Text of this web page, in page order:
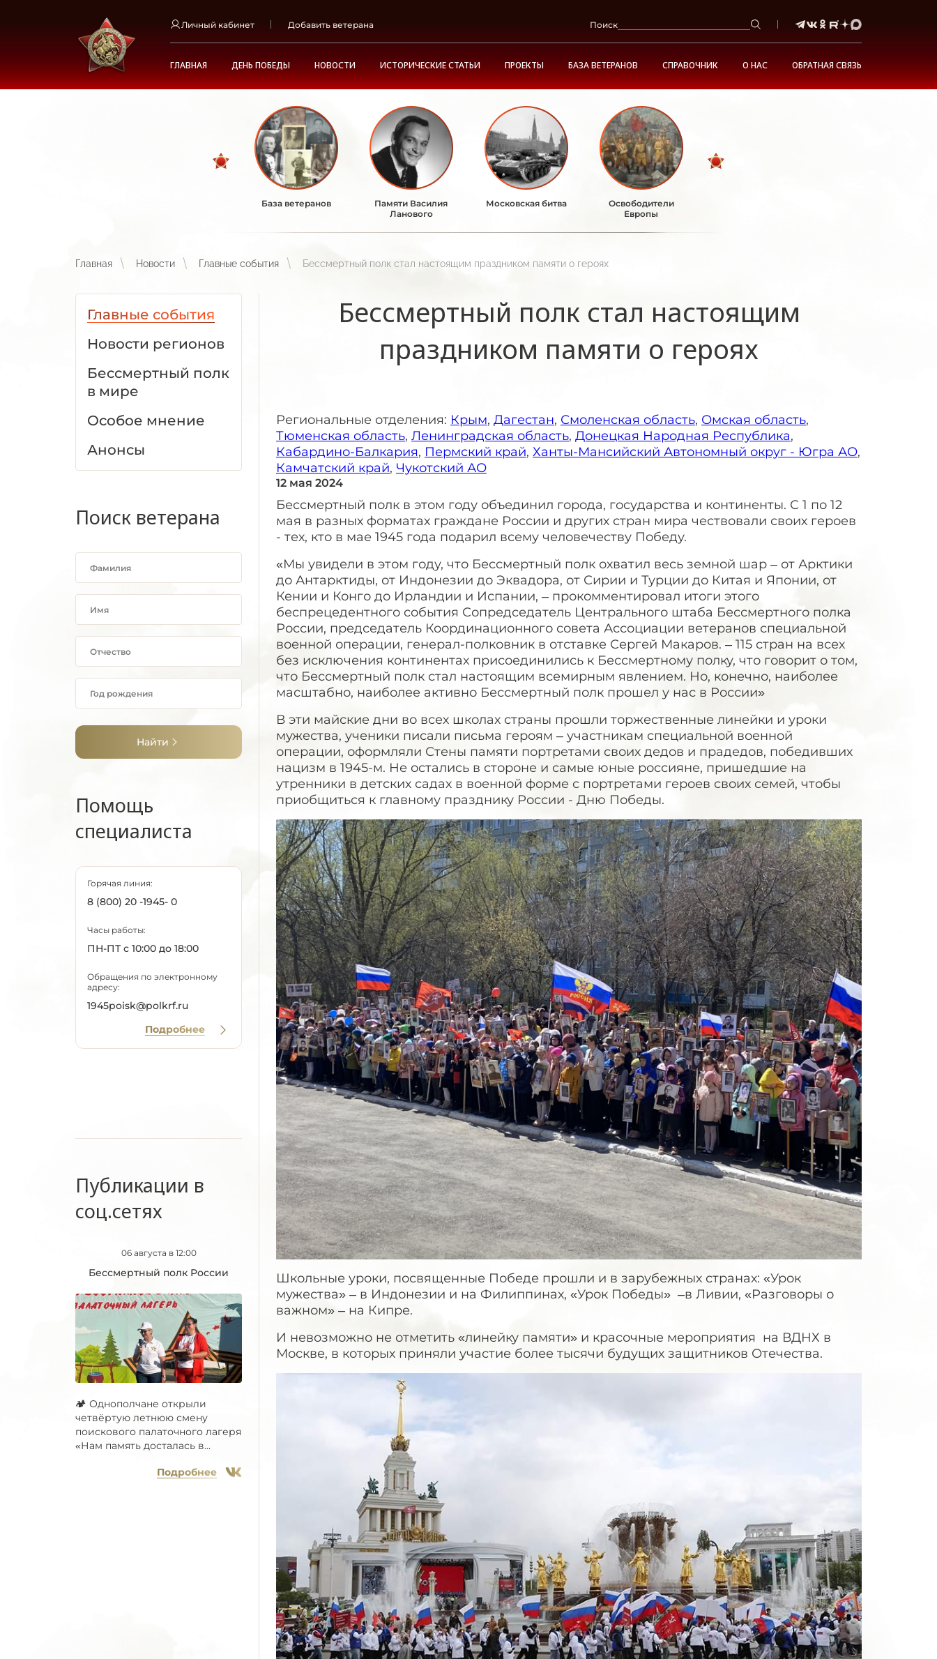
Личный кабинет Добавить ветерана Поиск
ГЛАВНАЯ ДЕНЬ ПОБЕДЫ НОВОСТИ ИСТОРИЧЕСКИЕ СТАТЬИ ПРОЕКТЫ БАЗА ВЕТЕРАНОВ СПРАВОЧНИК О НАС ОБРАТНАЯ СВЯЗЬ
База ветеранов
Памяти Василия
Ланового
Московская битва
Освободители
Европы
Главная Новости Главные события Бессмертный полк стал настоящим праздником памяти о героях
Главные события
Новости регионов
Бессмертный полк
в мире
Особое мнение
Анонсы
Поиск ветерана
Найти
Помощь
специалиста
Горячая линия:
8 (800) 20 -1945- 0
Часы работы:
ПН-ПТ с 10:00 до 18:00
Обращения по электронному
адресу:
1945poisk@polkrf.ru
Подробнее
Публикации в
соц.сетях
06 августа в 12:00
Бессмертный полк России
🏕 Однополчане открыли
четвёртую летнюю смену
поискового палаточного лагеря
«Нам память досталась в...
Подробнее
Бессмертный полк стал настоящим
праздником памяти о героях
Региональные отделения: Крым, Дагестан, Смоленская область, Омская область,
Тюменская область, Ленинградская область, Донецкая Народная Республика,
Кабардино-Балкария, Пермский край, Ханты-Мансийский Автономный округ - Югра АО,
Камчатский край, Чукотский АО
12 мая 2024
Бессмертный полк в этом году объединил города, государства и континенты. С 1 по 12
мая в разных форматах граждане России и других стран мира чествовали своих героев
- тех, кто в мае 1945 года подарил всему человечеству Победу.
«Мы увидели в этом году, что Бессмертный полк охватил весь земной шар – от Арктики
до Антарктиды, от Индонезии до Эквадора, от Сирии и Турции до Китая и Японии, от
Кении и Конго до Ирландии и Испании, – прокомментировал итоги этого
беспрецедентного события Сопредседатель Центрального штаба Бессмертного полка
России, председатель Координационного совета Ассоциации ветеранов специальной
военной операции, генерал-полковник в отставке Сергей Макаров. – 115 стран на всех
без исключения континентах присоединились к Бессмертному полку, что говорит о том,
что Бессмертный полк стал настоящим всемирным явлением. Но, конечно, наиболее
масштабно, наиболее активно Бессмертный полк прошел у нас в России»
В эти майские дни во всех школах страны прошли торжественные линейки и уроки
мужества, ученики писали письма героям – участникам специальной военной
операции, оформляли Стены памяти портретами своих дедов и прадедов, победивших
нацизм в 1945-м. Не остались в стороне и самые юные россияне, пришедшие на
утренники в детских садах в военной форме с портретами героев своих семей, чтобы
приобщиться к главному празднику России - Дню Победы.
Школьные уроки, посвященные Победе прошли и в зарубежных странах: «Урок
мужества» – в Индонезии и на Филиппинах, «Урок Победы» –в Ливии, «Разговоры о
важном» – на Кипре.
И невозможно не отметить «линейку памяти» и красочные мероприятия на ВДНХ в
Москве, в которых приняли участие более тысячи будущих защитников Отечества.